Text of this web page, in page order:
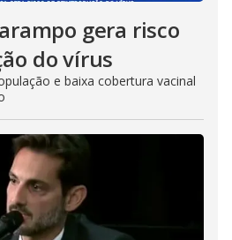
gera risco
do vírus
e baixa cobertura vacinal